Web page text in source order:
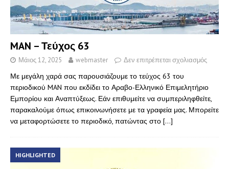
MAN – Τεύχος 63
Μάιος 12, 2025 webmaster Δεν επιτρέπεται σχολιασμός
Με μεγάλη χαρά σας παρουσιάζουμε το τεύχος 63 του
περιοδικού MAN που εκδίδει το Αραβο-Ελληνικό Επιμελητήριο
Εμπορίου και Αναπτύξεως. Εάν επιθυμείτε να συμπεριληφθείτε,
παρακαλούμε όπως επικοινωνήσετε με τα γραφεία μας. Μπορείτε
να μεταφορτώσετε το περιοδικό, πατώντας στο […]
HIGHLIGHTED